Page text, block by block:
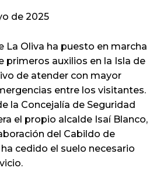
de 2025
La Oliva ha puesto en marcha
primeros auxilios en la Isla de
de atender con mayor
entre los visitantes.
la Concejalía de Seguridad
el propio alcalde Isaí Blanco,
del Cabildo de
cedido el suelo necesario